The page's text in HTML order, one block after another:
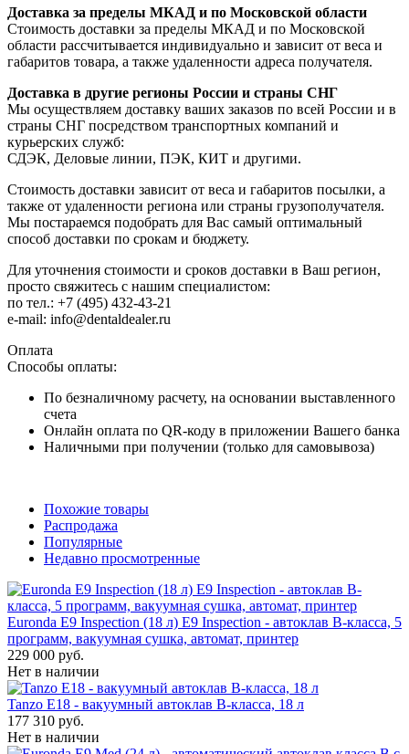
Доставка за пределы МКАД и по Московской области
Стоимость доставки за пределы МКАД и по Московской
области рассчитывается индивидуально и зависит от веса и
габаритов товара, а также удаленности адреса получателя.
Доставка в другие регионы России и страны СНГ
Мы осуществляем доставку ваших заказов по всей России и в
страны СНГ посредством транспортных компаний и
курьерских служб:
СДЭК, Деловые линии, ПЭК, КИТ и другими.
Стоимость доставки зависит от веса и габаритов посылки, а
также от удаленности региона или страны грузополучателя.
Мы постараемся подобрать для Вас самый оптимальный
способ доставки по срокам и бюджету.
Для уточнения стоимости и сроков доставки в Ваш регион,
просто свяжитесь с нашим специалистом:
по тел.: +7 (495) 432-43-21
e-mail: info@dentaldealer.ru
Оплата
Способы оплаты:
По безналичному расчету, на основании выставленного
счета
Онлайн оплата по QR-коду в приложении Вашего банка
Наличными при получении (только для самовывоза)
Похожие товары
Распродажа
Популярные
Недавно просмотренные
Euronda E9 Inspection (18 л) E9 Inspection - автоклав B-класса, 5
программ, вакуумная сушка, автомат, принтер
229 000 руб.
Нет в наличии
Tanzo E18 - вакуумный автоклав B-класса, 18 л
177 310 руб.
Нет в наличии